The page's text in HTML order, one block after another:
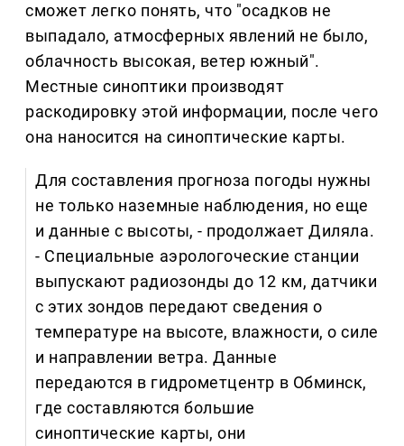
сможет легко понять, что "осадков не
выпадало, атмосферных явлений не было,
облачность высокая, ветер южный".
Местные синоптики производят
раскодировку этой информации, после чего
она наносится на синоптические карты.
Для составления прогноза погоды нужны
не только наземные наблюдения, но еще
и данные с высоты, - продолжает Диляла.
- Специальные аэрологоческие станции
выпускают радиозонды до 12 км, датчики
с этих зондов передают сведения о
температуре на высоте, влажности, о силе
и направлении ветра. Данные
передаются в гидрометцентр в Обминск,
где составляются большие
синоптические карты, они